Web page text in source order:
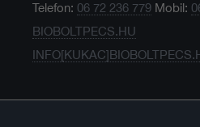
Telefon: 06 72 236 779 Mobil:
BIOBOLTPECS.HU